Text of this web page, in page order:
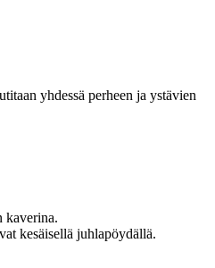
yhdessä perheen ja ystävien
kaverina.
kesäisellä juhlapöydällä.